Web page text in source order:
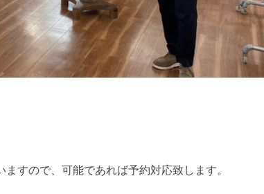
すので、可能であれば予約対応致します。